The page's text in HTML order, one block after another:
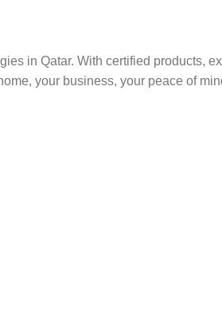
in Qatar. With certified products,
your business, your peace of